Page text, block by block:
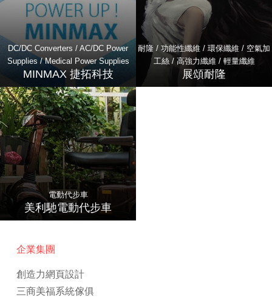
DC/DC Converters / AC/DC Power
Supplies / Medical Power Supplies
MINMAX 捷拓科技
耐隆 / 功能性纖維 / 環保纖維 / 空氣加
工絲 / 高強力纖維 / 輕量纖維
展頌耐隆
電動代步車
美利馳電動代步車
企業集團
創造力網頁設計
三商美福系統傢俱